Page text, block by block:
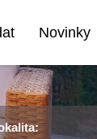
Novinky